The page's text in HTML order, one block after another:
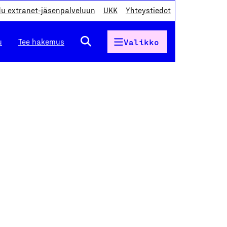
extranet-jäsenpalveluun UKK Yhteystiedot
Tee hakemus Valikko